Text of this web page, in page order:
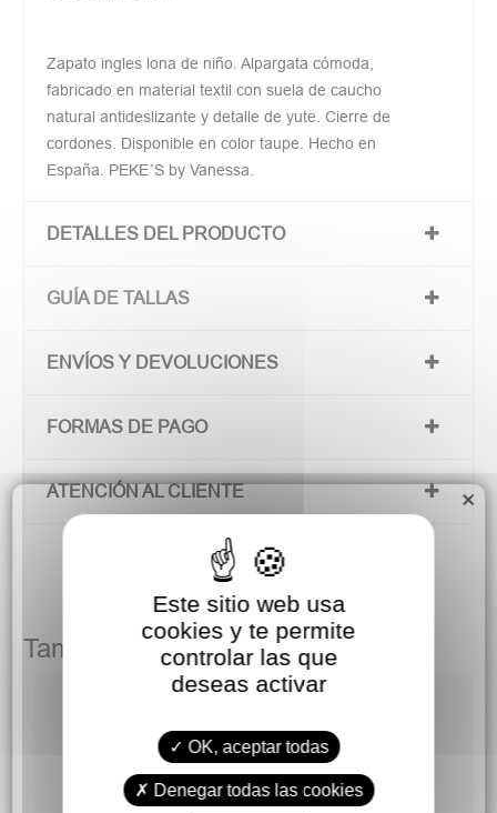
Zapato ingles lona de niño. Alpargata cómoda,
fabricado en material textil con suela de caucho
natural antideslizante y detalle de yute. Cierre de
cordones. Disponible en color taupe. Hecho en
España. PEKE´S by Vanessa.
DETALLES DEL PRODUCTO
GUÍA DE TALLAS
ENVÍOS Y DEVOLUCIONES
FORMAS DE PAGO
ATENCIÓN AL CLIENTE
También podría gustarte
×
Este sitio web usa
cookies y te permite
controlar las que
deseas activar
OK, aceptar todas
Denegar todas las cookies